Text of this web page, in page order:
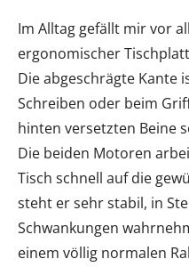
Im Alltag gefällt mir vor
ergonomischer
Die abgeschrägte Kante
Schreiben oder beim
hinten versetzten Beine
Die beiden Motoren
Tisch schnell auf die
steht er sehr stabil, in
Schwankungen
einem völlig normalen